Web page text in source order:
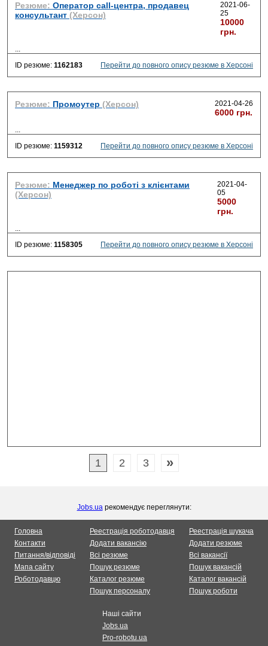
Резюме: Оператор call-центра, продавец
консультант (Херсон)
2021-06-
25
10000
грн.
...
ID резюме: 1162183 Перейти до повного опису резюме в Херсоні
Резюме: Промоутер (Херсон) 2021-04-26
6000 грн.
...
ID резюме: 1159312 Перейти до повного опису резюме в Херсоні
Резюме: Менеджер по роботі з клієнтами
(Херсон)
2021-04-
05
5000
грн.
...
ID резюме: 1158305 Перейти до повного опису резюме в Херсоні
1 2 3 »
Jobs.uaрекомендує переглянути:
Головна
Контакти
Питання/відповіді
Мапа сайту
Роботодавцю
Реестрація роботодавця
Додати вакансію
Всі резюме
Пошук резюме
Каталог резюме
Пошук персоналу
Реестрація шукача
Додати резюме
Всі вакансії
Пошук вакансій
Каталог вакансій
Пошук роботи
Наші сайти
Jobs.ua
Pro-robotu.ua